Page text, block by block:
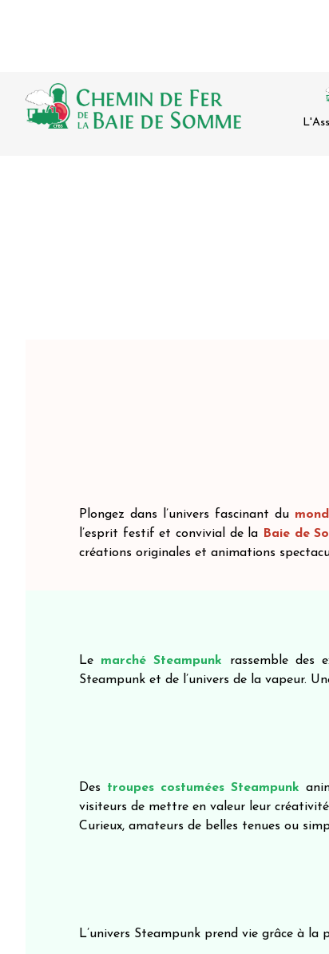
Plongez dans l’univers fascinant du
l’esprit festif et convivial de la
Baie de
créations originales et animations
Le marché Steampunk rassemble des
Steampunk et de l’univers de la vapeur.
Des troupes costumées Steampunk
visiteurs de mettre en valeur leur
Curieux, amateurs de belles tenues ou
L’univers Steampunk prend vie grâce à la